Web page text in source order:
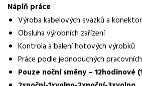
Základní informace
Pozice
Noční brigáda ve výrobě
Obor / skupina
výroba
Náplň práce
Výroba kabelových svazků a
Obsluha výrobních zařízení
Kontrola a balení hotových výrobků
Práce podle jednoduchých
Pouze noční směny – 12hodinové